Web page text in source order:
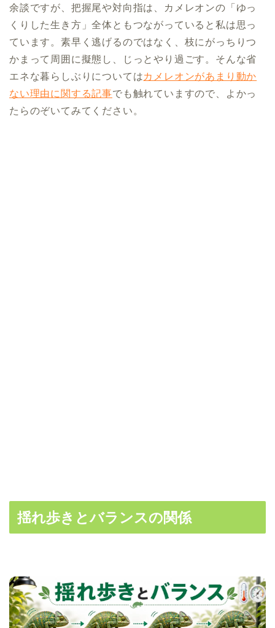
余談ですが、把握尾や対向指は、カメレオンの「ゆっ
くりした生き方」全体ともつながっていると私は思っ
ています。素早く逃げるのではなく、枝にがっちりつ
かまって周囲に擬態し、じっとやり過ごす。そんな省
エネな暮らしぶりについてはカメレオンがあまり動か
ない理由に関する記事でも触れていますので、よかっ
たらのぞいてみてください。
揺れ歩きとバランスの関係